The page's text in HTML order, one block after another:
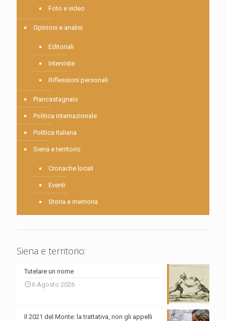
Foto e video
Opinioni e analisi
Editoriali
Interviste
Riflessioni personali
Piancastagnaio
Politica internazionale
Politica Italiana
Siena e territorio
Cronache locali
Eventi
Storia e memoria
Siena e territorio:
Tutelare un nome
6 Agosto 2026
Il 2021 del Monte: la trattativa, non gli appelli